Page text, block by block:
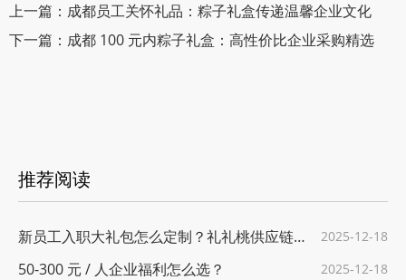
上一篇：成都员工关怀礼品：粽子礼盒传递温馨企业文化
下一篇：成都 100 元内粽子礼盒：高性价比企业采购精选
推荐阅读
新员工入职大礼包怎么定制？礼礼桃供应链给 2025-12-18
50-300 元 / 人企业福利怎么选？ 2025-12-18